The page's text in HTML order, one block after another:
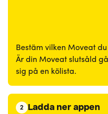
Bestäm vilken Moveat
Är din Moveat slutsåld
sig på en kölista.
2 Ladda ner appen